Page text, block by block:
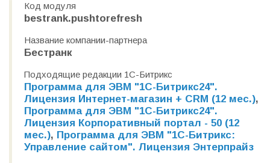
Код модуля
bestrank.pushtorefresh
Название компании-партнера
Бестранк
Подходящие редакции 1С-Битрикс
Программа для ЭВМ "1С-Битрикс24".
Лицензия Интернет-магазин + CRM (12 мес.),
Программа для ЭВМ "1С-Битрикс24".
Лицензия Корпоративный портал - 50 (12
мес.), Программа для ЭВМ "1С-Битрикс:
Управление сайтом". Лицензия Энтерпрайз